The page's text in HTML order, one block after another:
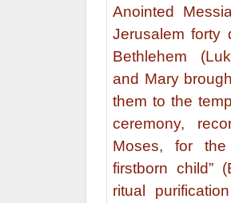
Anointed
Jerusalem forty
Bethlehem
and Mary
them to the
ceremony,
Moses, for
firstborn child”
ritual